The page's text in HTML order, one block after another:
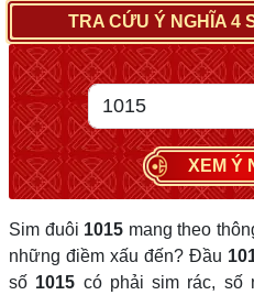
TRA CỨU Ý NGHĨA 4
XEM Ý
Sim đuôi 1015 mang theo
những điềm xấu đến? Đầu
số 1015 có phải sim rác, số